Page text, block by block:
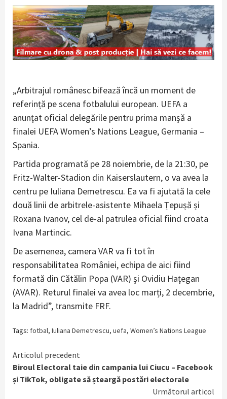
„Arbitrajul românesc bifează încă un moment de
referință pe scena fotbalului european. UEFA a
anunțat oficial delegările pentru prima manșă a
finalei UEFA Women’s Nations League, Germania –
Spania.
Partida programată pe 28 noiembrie, de la 21:30, pe
Fritz-Walter-Stadion din Kaiserslautern, o va avea la
centru pe Iuliana Demetrescu. Ea va fi ajutată la cele
două linii de arbitrele-asistente Mihaela Țepușă și
Roxana Ivanov, cel de-al patrulea oficial fiind croata
Ivana Martincic.
De asemenea, camera VAR va fi tot în
responsabilitatea României, echipa de aici fiind
formată din Cătălin Popa (VAR) și Ovidiu Hațegan
(AVAR). Returul finalei va avea loc marți, 2 decembrie,
la Madrid”, transmite FRF.
Tags: fotbal, Iuliana Demetrescu, uefa, Women’s Nations League
Continue
Reading
Articolul precedent
Biroul Electoral taie din campania lui Ciucu – Facebook
și TikTok, obligate să șteargă postări electorale
Următorul articol